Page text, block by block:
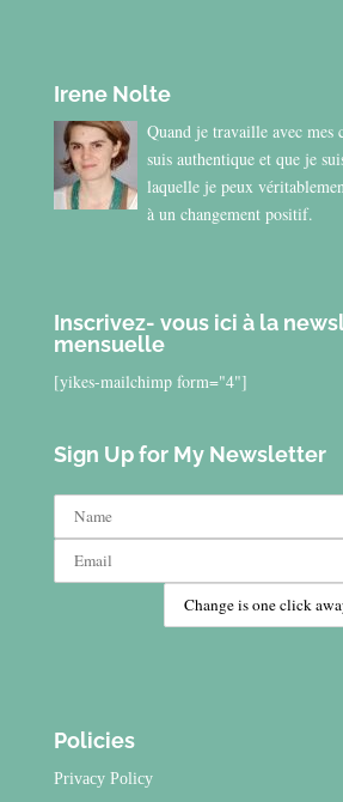
Irene Nolte
Quand je travaille avec mes
suis authentique et que je
laquelle je peux
à un changement positif.
Inscrivez- vous ici à la
mensuelle
[yikes-mailchimp form="4"]
Sign Up for My Newsletter
Policies
Privacy Policy